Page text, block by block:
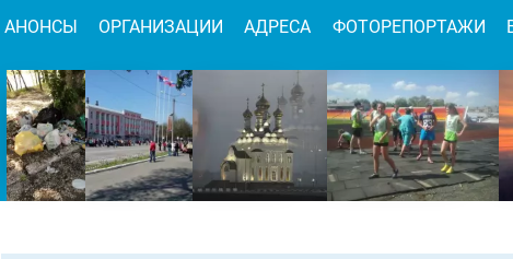
Задержан исполнительный директор
организации по обвинению в покушении
мошенничество при выполнении работ по
АНОНСЫ ОРГАНИЗАЦИИ АДРЕСА ФОТОРЕПОРТАЖИ